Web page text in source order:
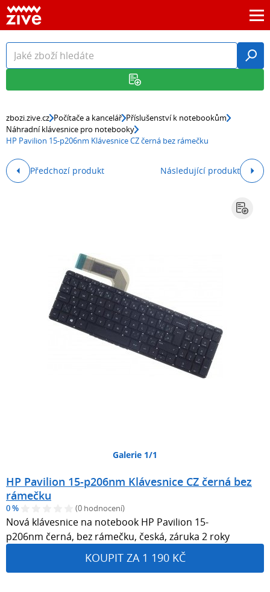
zbozi.zive.cz Počítače a kancelář Příslušenství k notebookům
Náhradní klávesnice pro notebooky
HP Pavilion 15-p206nm Klávesnice CZ černá bez rámečku
Předchozí produkt Následující produkt
Galerie 1/1
HP Pavilion 15-p206nm Klávesnice CZ černá bez
rámečku
0 % (0 hodnocení)
Nová klávesnice na notebook HP Pavilion 15-
p206nm černá, bez rámečku, česká, záruka 2 roky
KOUPIT ZA 1 190 KČ